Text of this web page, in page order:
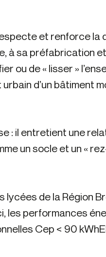
et renforce la
à sa préfabrication
ou de « lisser »
d’un bâtiment
: il entretient une
un socle et un «
de la Région
les performances
Cep < 90